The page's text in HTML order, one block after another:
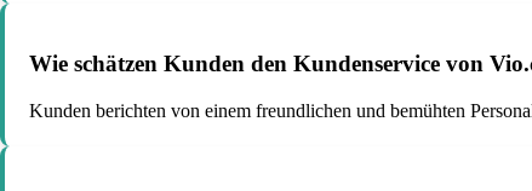
Wie schätzen Kunden den Kundenservice von
Kunden berichten von einem freundlichen und bemühten